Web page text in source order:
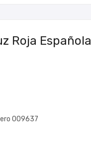
Roja Española
009637